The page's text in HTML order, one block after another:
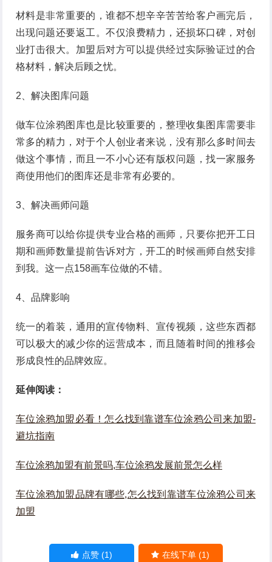
材料是非常重要的，谁都不想辛辛苦苦给客户画完后，
出现问题还要返工。不仅浪费精力，还损坏口碑，对创
业打击很大。加盟后对方可以提供经过实际验证过的合
格材料，解决后顾之忧。
2、解决图库问题
做车位涂鸦图库也是比较重要的，整理收集图库需要非
常多的精力，对于个人创业者来说，没有那么多时间去
做这个事情，而且一不小心还有版权问题，找一家服务
商使用他们的图库还是非常有必要的。
3、解决画师问题
服务商可以给你提供专业合格的画师，只要你把开工日
期和画师数量提前告诉对方，开工的时候画师自然安排
到我。这一点158画车位做的不错。
4、品牌影响
统一的着装，通用的宣传物料、宣传视频，这些东西都
可以极大的减少你的运营成本，而且随着时间的推移会
形成良性的品牌效应。
延伸阅读：
车位涂鸦加盟必看！怎么找到靠谱车位涂鸦公司来加盟-
避坑指南
车位涂鸦加盟有前景吗,车位涂鸦发展前景怎么样
车位涂鸦加盟品牌有哪些,怎么找到靠谱车位涂鸦公司来
加盟
点赞(1) 在线下单 (1)